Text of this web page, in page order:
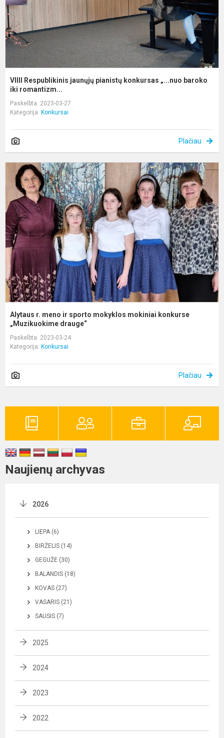
VIIII Respublikinis jaunųjų pianistų konkursas „...nuo baroko
iki romantizm...
Paskelbta: 2023-03-27
Kategorija: Konkursai
Plačiau
Alytaus r. meno ir sporto mokyklos mokiniai konkurse
„Muzikuokime drauge“
Paskelbta: 2023-03-24
Kategorija: Konkursai
Plačiau
Naujienų archyvas
2026
LIEPA (6)
BIRŽELIS (14)
GEGUŽĖ (30)
BALANDIS (18)
KOVAS (27)
VASARIS (21)
SAUSIS (7)
2025
2024
2023
2022